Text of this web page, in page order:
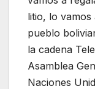
litio, lo
pueblo
la cadena
Asamblea
Naciones